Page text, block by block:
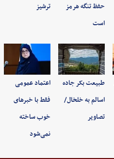
حفظ تنگه هرمز
است
ترشیز
طبیعت بکر جاده
اسالم به خلخال/
تصاویر
اعتماد عمومی
فقط با خبرهای
خوب ساخته
نمی‌شود